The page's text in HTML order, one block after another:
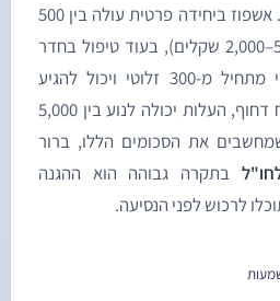
להגיע ל-500–1,500 זלוטי. אשפוז ביחידה פרטית עולה בין 500
ל-2,000 זלוטי ליום (כ-500–2,000 שקלים), בעוד טיפול בחדר
מיון של בית חולים פרטי מתחיל מ-300 זלוטי ויכול להגיע
לאלפים. במקרה של ניתוח דחוף, העלות יכולה לנוע בין 5,000
את הסכומים הללו, ברור
גבוהה הוא ההגנה
לפני הנסיעה.